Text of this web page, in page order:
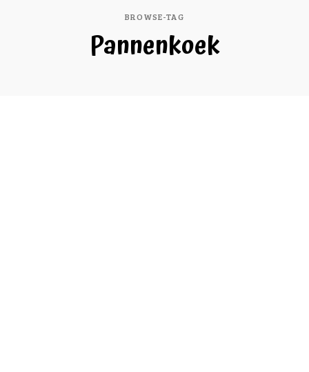
BROWSE-TAG
Pannenkoek